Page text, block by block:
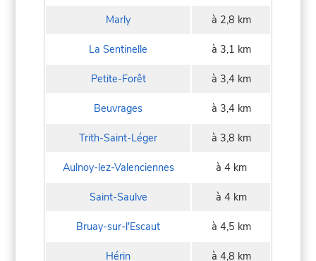
Marly à 2,8 km
La Sentinelle à 3,1 km
Petite-Forêt à 3,4 km
Beuvrages à 3,4 km
Trith-Saint-Léger à 3,8 km
Aulnoy-lez-Valenciennes à 4 km
Saint-Saulve à 4 km
Bruay-sur-l'Escaut à 4,5 km
Hérin à 4,8 km